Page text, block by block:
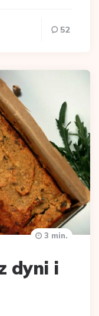
52
dyni i
3 min.